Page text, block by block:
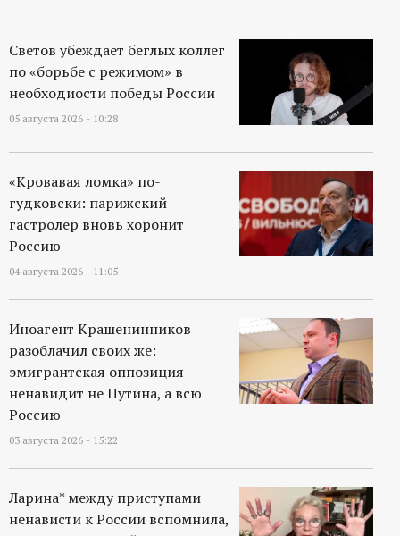
й
п
о
р
т
а
л
Светов убеждает беглых коллег
по «борьбе с режимом» в
необходиости победы России
05 августа 2026 - 10:28
«Кровавая ломка» по-
гудковски: парижский
гастролер вновь хоронит
Россию
04 августа 2026 - 11:05
Иноагент Крашенинников
разоблачил своих же:
эмигрантская оппозиция
ненавидит не Путина, а всю
Россию
03 августа 2026 - 15:22
Ларина* между приступами
ненависти к России вспомнила,